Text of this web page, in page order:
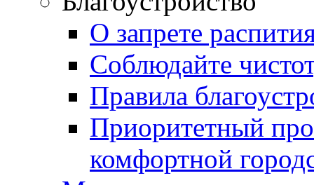
О запрете
Соблюдайте
Правила
Приоритетный
комфортной